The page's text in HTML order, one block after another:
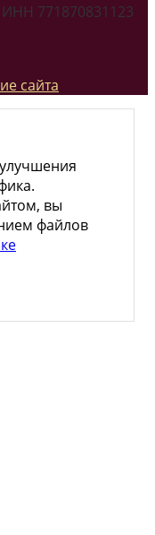
771870831123
сайта
вы
файлов